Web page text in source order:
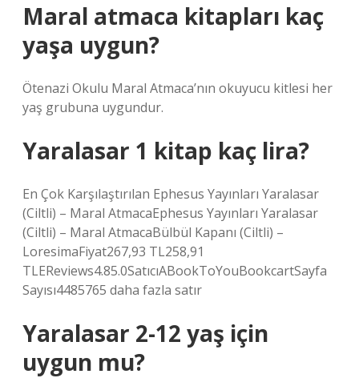
Maral atmaca kitapları kaç
yaşa uygun?
Ötenazi Okulu Maral Atmaca’nın okuyucu kitlesi her
yaş grubuna uygundur.
Yaralasar 1 kitap kaç lira?
En Çok Karşılaştırılan Ephesus Yayınları Yaralasar
(Ciltli) – Maral AtmacaEphesus Yayınları Yaralasar
(Ciltli) – Maral AtmacaBülbül Kapanı (Ciltli) –
LoresimaFiyat267,93 TL258,91
TLEReviews4.85.0SatıcıABookToYouBookcartSayfa
Sayısı4485765 daha fazla satır
Yaralasar 2-12 yaş için
uygun mu?